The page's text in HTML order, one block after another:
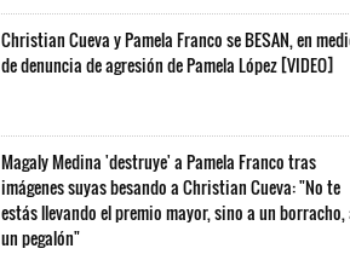
Christian Cueva y Pamela Franco se BESAN, en
de denuncia de agresión de Pamela López [VIDEO]
Magaly Medina 'destruye' a Pamela Franco tras
imágenes suyas besando a Christian Cueva: "No te
estás llevando el premio mayor, sino a un borracho,
un pegalón"